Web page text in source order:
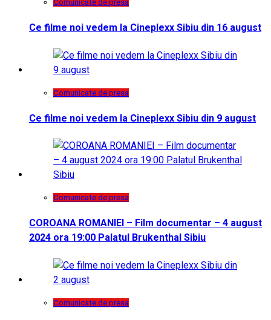
Comunicate de presa
Ce filme noi vedem la Cineplexx Sibiu din 16 august
Comunicate de presa
Ce filme noi vedem la Cineplexx Sibiu din 9 august
Comunicate de presa
COROANA ROMANIEI – Film documentar – 4 august
2024 ora 19:00 Palatul Brukenthal Sibiu
Comunicate de presa